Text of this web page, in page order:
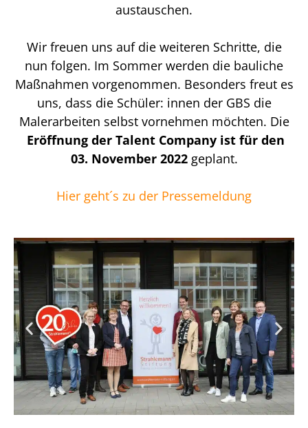
austauschen.
Wir freuen uns auf die weiteren Schritte, die
nun folgen. Im Sommer werden die bauliche
Maßnahmen vorgenommen. Besonders freut es
uns, dass die Schüler: innen der GBS die
Malerarbeiten selbst vornehmen möchten. Die
Eröffnung der Talent Company ist für den
03. November 2022geplant.
Hier geht´s zu der Pressemeldung